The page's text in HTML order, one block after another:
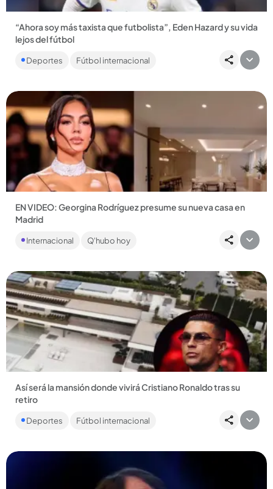
“Ahora soy más taxista que futbolista”, Eden Hazard y su vida
lejos del fútbol
“La vida pasa muy rápido, especialmente en el fútbol. Ayer
tenía 19 años y hoy tengo 35”, dijo el exfutbolista. ...
Deportes Fútbol internacional
Compartir Noticia
EN VIDEO: Georgina Rodríguez presume su nueva casa en
Madrid
Con 400 metros cuadrados y avalada en 5 millones de euros,
es el sueño cumplido de la empresaria argentino-española....
Internacional Q'hubo hoy
Compartir Noticia
Así será la mansión donde vivirá Cristiano Ronaldo tras su
retiro
Cristiano Ronaldo y Georgina Rodríguez se casarán después
del Mundial. ...
Deportes Fútbol internacional